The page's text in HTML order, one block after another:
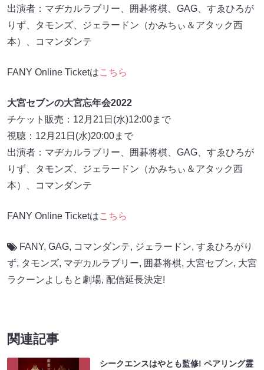
出演者：マヂカルラブリー、囲碁将棋、GAG、すゑひろが
りず、タモンズ、ジェラードン（かみちぃ＆アタック西
本）、コマンダンテ
FANY Online Ticketはこちら
大宮セブンの大宮忘年会2022
チケット販売：12月21日(水)12:00まで
視聴：12月21日(水)20:00まで
出演者：マヂカルラブリー、囲碁将棋、GAG、すゑひろが
りず、タモンズ、ジェラードン（かみちぃ＆アタック西
本）、コマンダンテ
FANY Online Ticketはこちら
FANY, GAG, コマンダンテ, ジェラードン, すゑひろがり
ず, タモンズ, マヂカルラブリー, 囲碁将棋, 大宮セブン, 大宮
ラクーンよしもと劇場, 配信延長決定!
関連記事
シークエンスはやとも監修! ペアリング霊